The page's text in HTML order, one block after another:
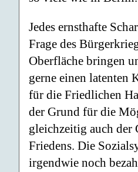
Jedes ernsthafte
Frage des
Oberfläche bringen
gerne einen latenten
für die Friedlichen
der Grund für die
gleichzeitig auch der
Friedens. Die
irgendwie noch